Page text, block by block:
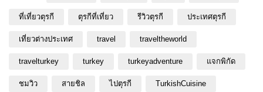
ที่เที่ยวตุรกี ตุรกีที่เที่ยว รีวิวตุรกี ประเทศตุรกี
เที่ยวต่างประเทศ travel traveltheworld
travelturkey turkey turkeyadventure แจกพิกัด
ชมวิว สายชิล ไปตุรกี TurkishCuisine